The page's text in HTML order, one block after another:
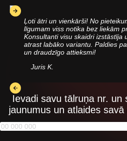
Ļoti ātri un vienkārši! No
līgumam viss notika bez liekām
Konsultanti visu skaidri izstāstīja
atrast labāko variantu. Paldies
un draudzīgo attieksmi!
Juris K.
Ievadi savu tālruņa nr. un
jaunumus un atlaides savā